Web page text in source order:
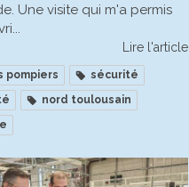
Une visite qui m'a permis
Lire l'article
pompiers
sécurité
nord toulousain